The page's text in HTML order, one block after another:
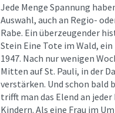
Jede Menge Spannung
Auswahl, auch an Regio-
Rabe. Ein überzeugender
Stein Eine Tote im Wald,
1947. Nach nur wenigen
Mitten auf St. Pauli, in der
verstärken. Und schon
trifft man das Elend an
Kindern. Als eine Frau im